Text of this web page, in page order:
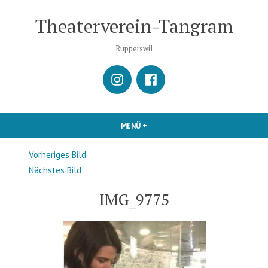
Theaterverein-Tangram
Rupperswil
MENÜ +
istagramFacebook
Vorheriges Bild
Nächstes Bild
IMG_9775